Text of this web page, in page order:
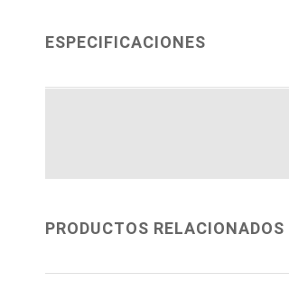
ESPECIFICACIONES
PRODUCTOS RELACIONADOS